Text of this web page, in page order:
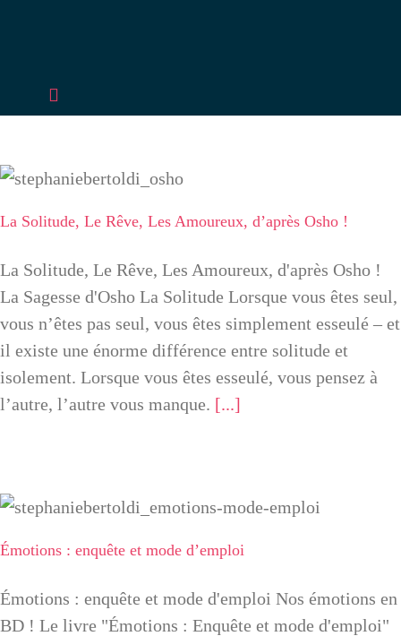
Toggle
Accompagnements
RDV
Conférences
La Tribu
Contact
Newsletter
La Solitude, Le Rêve, Les Amoureux, d’après Osho !
La Solitude, Le Rêve, Les Amoureux, d'après Osho !
La Sagesse d'Osho La Solitude Lorsque vous êtes seul,
vous n’êtes pas seul, vous êtes simplement esseulé – et
il existe une énorme différence entre solitude et
isolement. Lorsque vous êtes esseulé, vous pensez à
l’autre, l’autre vous manque. [...]
Émotions : enquête et mode d’emploi
Émotions : enquête et mode d’emploi
Émotions : enquête et mode d'emploi Nos émotions en
BD ! Le livre "Émotions : Enquête et mode d'emploi"